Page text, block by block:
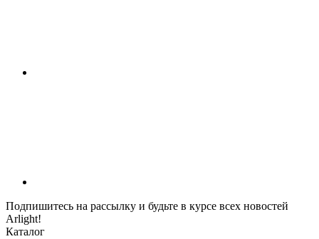
Подпишитесь на рассылку и будьте в курсе всех новостей
Arlight!
Каталог